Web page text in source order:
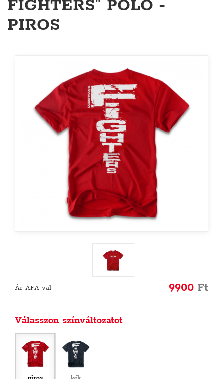
FIGHTERS" PÓLÓ -
PIROS
Ár ÁFA-val 9900 Ft
Válasszon színváltozatot